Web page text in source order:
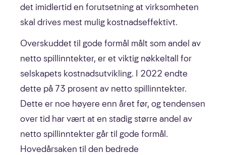
det imidlertid en forutsetning at virksomheten
skal drives mest mulig kostnadseffektivt.
Overskuddet til gode formål målt som andel av
netto spillinntekter, er et viktig nøkkeltall for
selskapets kostnadsutvikling. I 2022 endte
dette på 73 prosent av netto spillinntekter.
Dette er noe høyere enn året før, og tendensen
over tid har vært at en stadig større andel av
netto spillinntekter går til gode formål.
Hovedårsaken til den bedrede